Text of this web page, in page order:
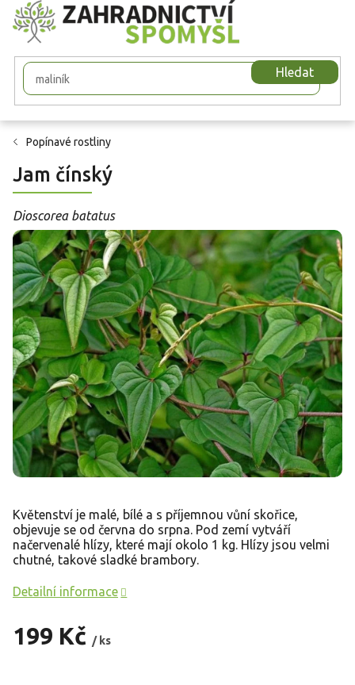
Přejít
na
obsah
Hledat
Popínavé rostliny
Jam čínský
Dioscorea batatus
199 Kč / ks
Květenství je malé, bílé a s příjemnou vůní skořice,
objevuje se od června do srpna. Pod zemí vytváří
načervenalé hlízy, které mají okolo 1 kg. Hlízy jsou velmi
chutné, takové sladké brambory.
Detailní informace